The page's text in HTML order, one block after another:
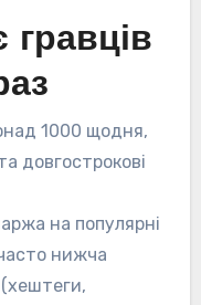
1000 щодня,
довгострокові
на популярні
нижча